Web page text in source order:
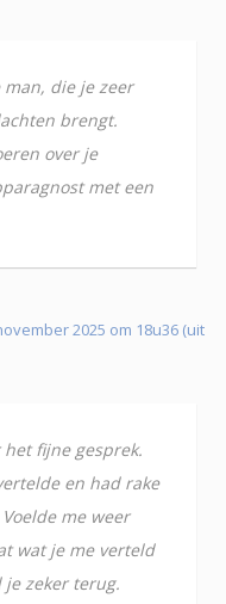
die je zeer
brengt.
over je
met een
2025 om 18u36 (uit
fijne gesprek.
en had rake
me weer
wat je me verteld
zeker terug.